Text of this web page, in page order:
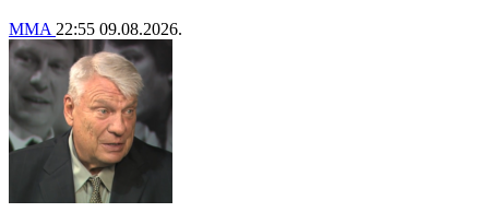
MMA 22:55 09.08.2026.